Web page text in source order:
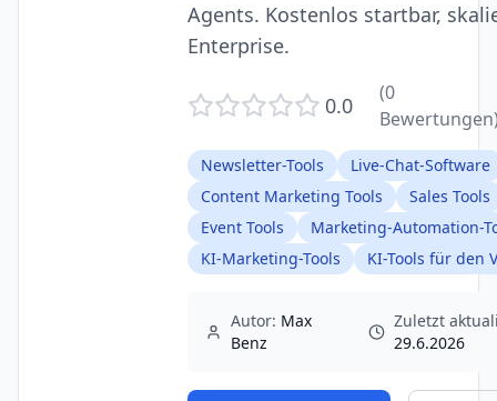
Agents. Kostenlos startbar,
Enterprise.
0.0 (0
Newsletter-Tools
Live-Chat-Software
Content Marketing Tools
Sales Tools
Event Tools
Marketing-Automation-
KI-Marketing-Tools
KI-Tools für den
Autor: Max
Benz
Zuletzt
29.6.2026